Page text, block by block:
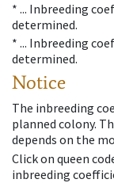
* ... Inbreeding
determined.
* ... Inbreeding
determined.
Notice
The inbreeding
planned colony.
depends on the
Click on queen
inbreeding